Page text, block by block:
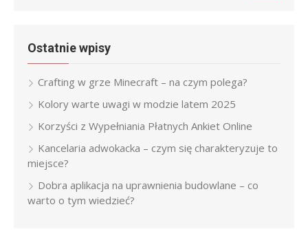
Ostatnie wpisy
Crafting w grze Minecraft – na czym polega?
Kolory warte uwagi w modzie latem 2025
Korzyści z Wypełniania Płatnych Ankiet Online
Kancelaria adwokacka – czym się charakteryzuje to
miejsce?
Dobra aplikacja na uprawnienia budowlane – co
warto o tym wiedzieć?